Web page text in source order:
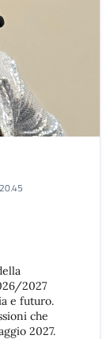
2027
e futuro.
che
2027.